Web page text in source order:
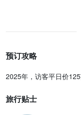
预订攻略
2025年，访客平日价125
旅行贴士